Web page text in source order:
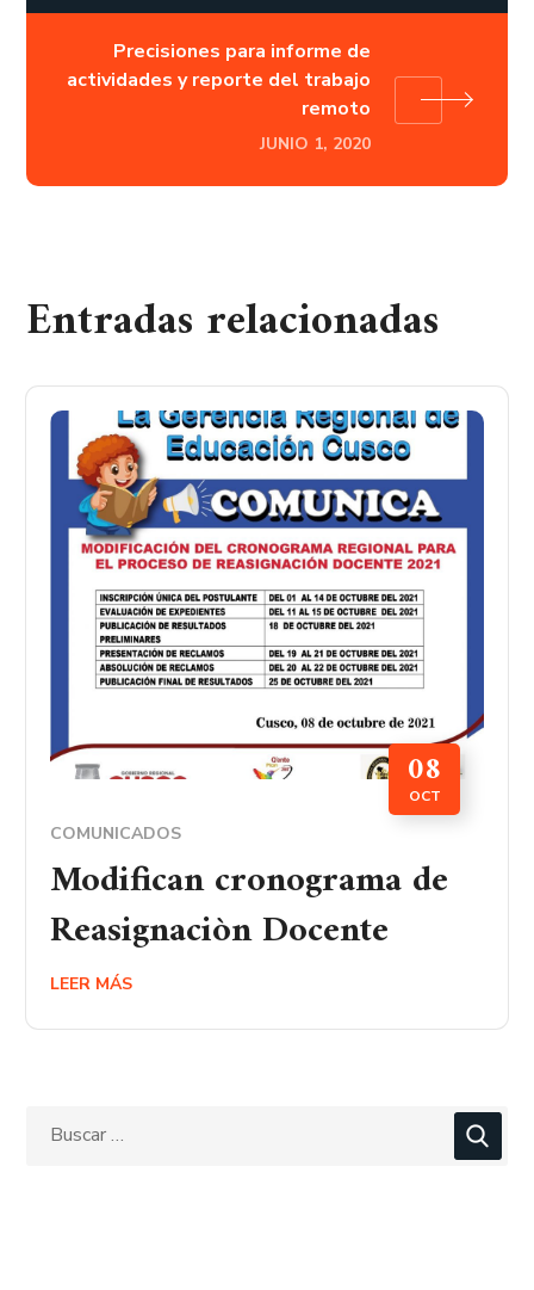
Precisiones para informe de
actividades y reporte del trabajo
remoto
JUNIO 1, 2020
Entradas relacionadas
08
OCT
COMUNICADOS
Modifican cronograma de
Reasignaciòn Docente
LEER MÁS